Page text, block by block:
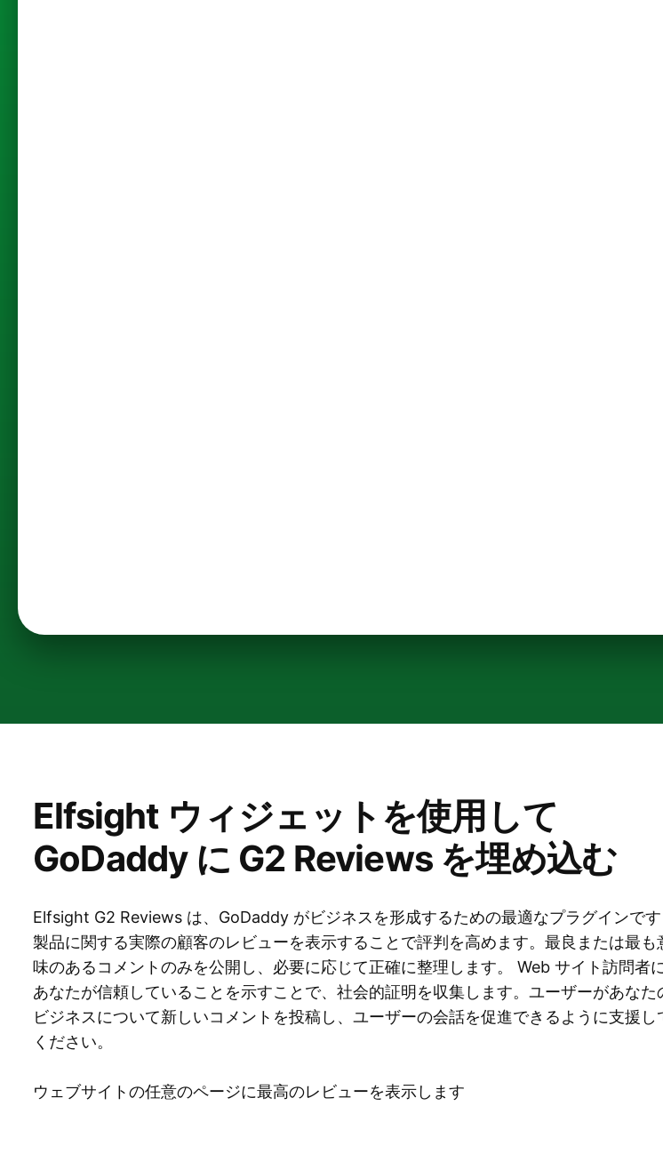
Elfsight ウィジェットを使用して
GoDaddy に G2 Reviews を埋め込む
Elfsight G2 Reviews は、GoDaddy がビジネスを形成するための最適なプラグインです
製品に関する実際の顧客のレビューを表示することで評判を高めます。最良または最も
味のあるコメントのみを公開し、必要に応じて正確に整理します。 Web サイト訪問者
あなたが信頼していることを示すことで、社会的証明を収集します。ユーザーがあなた
ビジネスについて新しいコメントを投稿し、ユーザーの会話を促進できるように支援し
ください。
ウェブサイトの任意のページに最高のレビューを表示します